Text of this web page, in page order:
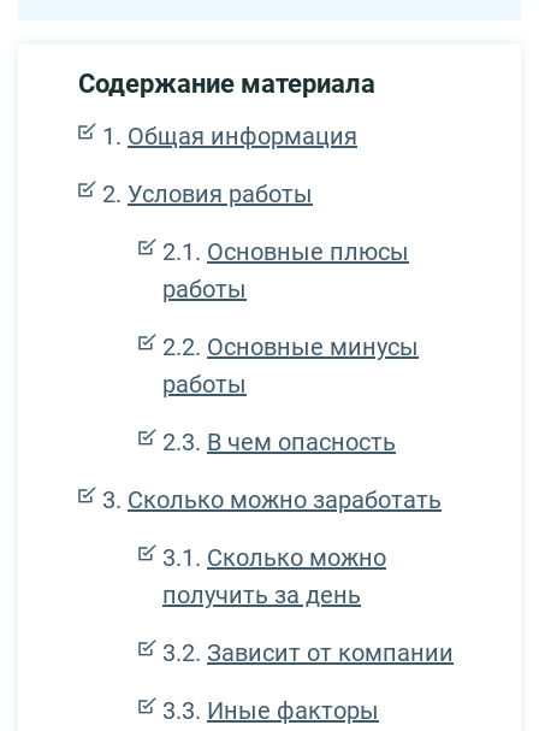
Содержание материала
Общая информация
Условия работы
Основные плюсы
работы
Основные минусы
работы
В чем опасность
Сколько можно заработать
Сколько можно
получить за день
Зависит от компании
Иные факторы